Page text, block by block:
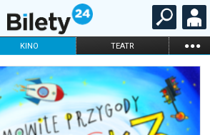
KINO TEATR ...
OPERA I BALET
STAND-UP
ONLINE KARNETY